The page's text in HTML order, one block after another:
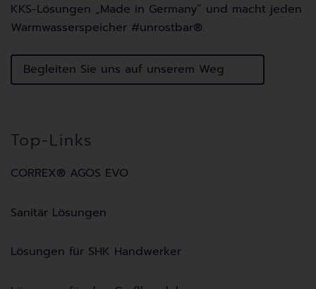
KKS-Lösungen „Made in Germany“ und macht jeden
Warmwasserspeicher #unrostbar®.
Begleiten Sie uns auf unserem Weg
Top-Links
CORREX® AGOS EVO
Sanitär Lösungen
Lösungen für SHK Handwerker